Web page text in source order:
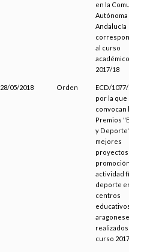
en la
Autónoma de
Andalucía
al curso
académico
2017/18
28/05/2018 Orden
ECD/1077/2018,
por la que se
convocan los IV
Premios
y Deporte" a los
mejores
proyectos de
promoción de la
actividad física
deporte en los
centros
educativos
aragoneses
realizados en el
curso 2017/2018